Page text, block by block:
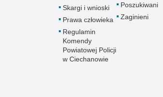
Skargi i wnioski
Prawa człowieka
Regulamin
Komendy
Powiatowej Policji
w Ciechanowie
Poszukiwani
Zaginieni